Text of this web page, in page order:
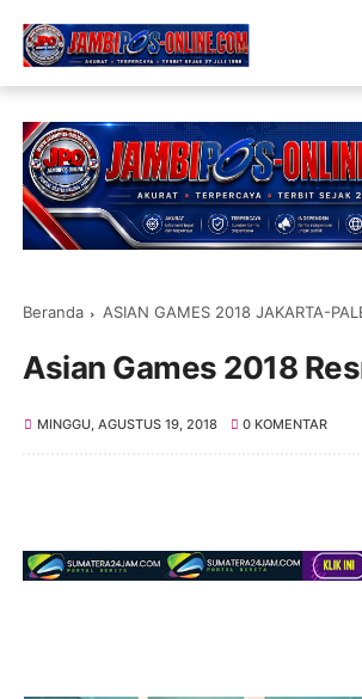
Beranda ASIAN GAMES 2018 JAKARTA-
Asian Games 2018
MINGGU, AGUSTUS 19, 2018 0 KOMENTAR